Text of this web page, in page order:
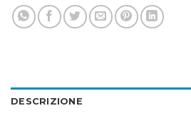
DESCRIZIONE